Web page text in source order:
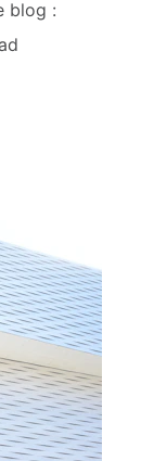
blog :